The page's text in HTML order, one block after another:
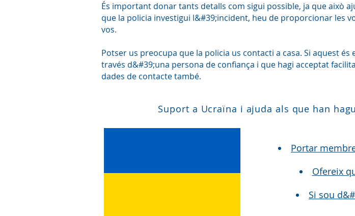
És important donar tants detalls com sigui possible, ja que això
que la policia investigui l&#39;incident, heu de proporcionar les
vos.
Potser us preocupa que la policia us contacti a casa. Si aquest
través d&#39;una persona de confiança i que hagi acceptat
dades de contacte també.
Suport a Ucraïna i ajuda als que han
Portar
Ofereix
Si sou